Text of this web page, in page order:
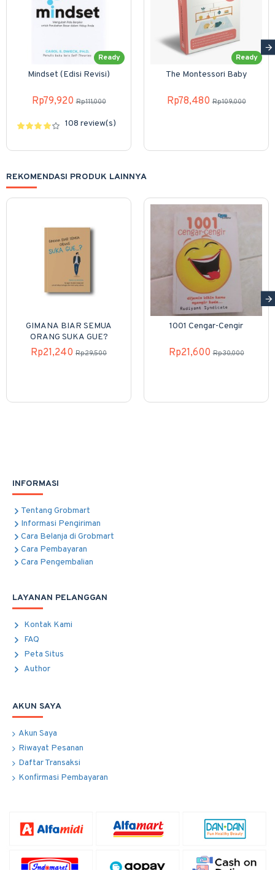
Ready
Mindset (Edisi Revisi)
Rp79,920 Rp111,000
108 review(s)
Ready
The Montessori Baby
Rp78,480 Rp109,000
REKOMENDASI PRODUK LAINNYA
GIMANA BIAR SEMUA
ORANG SUKA GUE?
Rp21,240 Rp29,500
1001 Cengar-Cengir
Rp21,600 Rp30,000
INFORMASI
Tentang Grobmart
Informasi Pengiriman
Cara Belanja di Grobmart
Cara Pembayaran
Cara Pengembalian
LAYANAN PELANGGAN
Kontak Kami
FAQ
Peta Situs
Author
AKUN SAYA
Akun Saya
Riwayat Pesanan
Daftar Transaksi
Konfirmasi Pembayaran